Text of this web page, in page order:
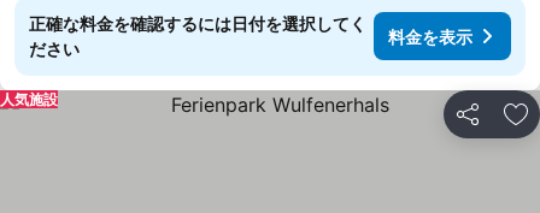
正確な料金を確認するには日付を選択してく
ださい
料金を表示
シェア お
人気施設